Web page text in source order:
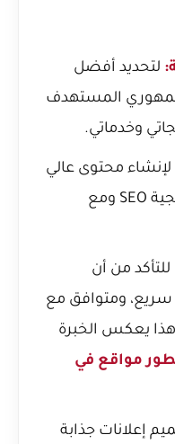
لتحديد أفضل
جمهوري المستهدف
وخدماتي.
محتوى عالي
الجودة يتوافق مع استراتيجية SEO ومع
للتأكد من أن
ومتوافق مع
يعكس الخبرة
مواقع في
إعلانات جذابة